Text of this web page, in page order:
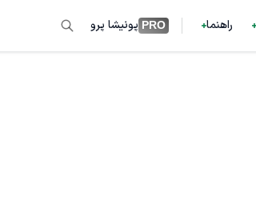
راهنما PRO پونیشا پرو